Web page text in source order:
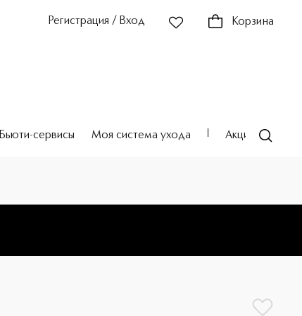
Регистрация / Вход Корзина
Бьюти-сервисы Моя система ухода Акции